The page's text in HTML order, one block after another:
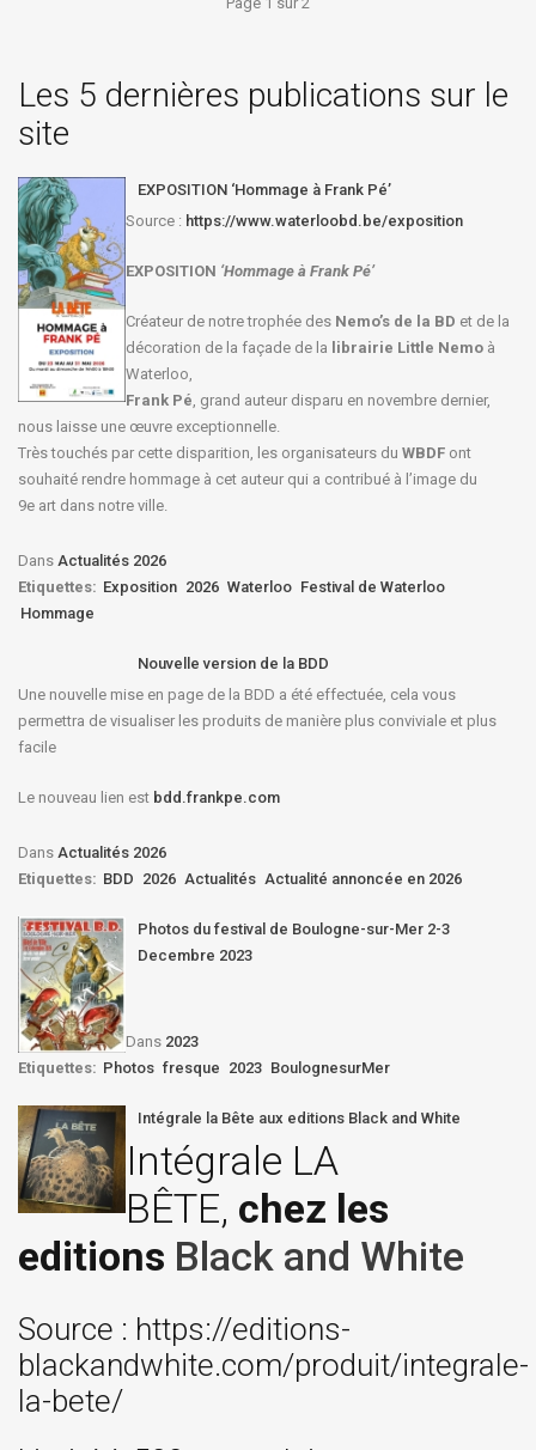
Les 5 dernières publications sur le
site
EXPOSITION ‘Hommage à Frank Pé’
Source : https://www.waterloobd.be/exposition
EXPOSITION ‘Hommage à Frank Pé’
Créateur de notre trophée des Nemo’s de la BD et de la
décoration de la façade de la librairie Little Nemo à
Waterloo,
Frank Pé , grand auteur disparu en novembre dernier,
nous laisse une œuvre exceptionnelle.
Très touchés par cette disparition, les organisateurs du WBDF ont
souhaité rendre hommage à cet auteur qui a contribué à l’image du
9e art dans notre ville.
Dans Actualités 2026
Etiquettes: Exposition 2026 Waterloo Festival de Waterloo
Hommage
Nouvelle version de la BDD
Une nouvelle mise en page de la BDD a été effectuée, cela vous
permettra de visualiser les produits de manière plus conviviale et plus
facile
Le nouveau lien est bdd.frankpe.com
Dans Actualités 2026
Etiquettes: BDD 2026 Actualités Actualité annoncée en 2026
Photos du festival de Boulogne-sur-Mer 2-3
Decembre 2023
Dans 2023
Etiquettes: Photos fresque 2023 BoulognesurMer
Intégrale la Bête aux editions Black and White
Intégrale LA
BÊTE, chez les
editions Black and White
Source : https://editions-
blackandwhite.com/produit/integrale-
la-bete/